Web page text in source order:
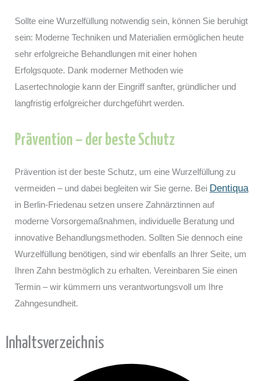
Inhaltsverzeichnis
Sollte eine Wurzelfüllung notwendig sein, können Sie beruhigt
sein: Moderne Techniken und Materialien ermöglichen heute
sehr erfolgreiche Behandlungen mit einer hohen
Erfolgsquote. Dank moderner Methoden wie
Lasertechnologie kann der Eingriff sanfter, gründlicher und
langfristig erfolgreicher durchgeführt werden.
Prävention – der beste Schutz
Prävention ist der beste Schutz, um eine Wurzelfüllung zu
vermeiden – und dabei begleiten wir Sie gerne. Bei Dentiqua
in Berlin-Friedenau setzen unsere Zahnärztinnen auf
moderne Vorsorgemaßnahmen, individuelle Beratung und
innovative Behandlungsmethoden. Sollten Sie dennoch eine
Wurzelfüllung benötigen, sind wir ebenfalls an Ihrer Seite, um
Ihren Zahn bestmöglich zu erhalten. Vereinbaren Sie einen
Termin – wir kümmern uns verantwortungsvoll um Ihre
Zahngesundheit.